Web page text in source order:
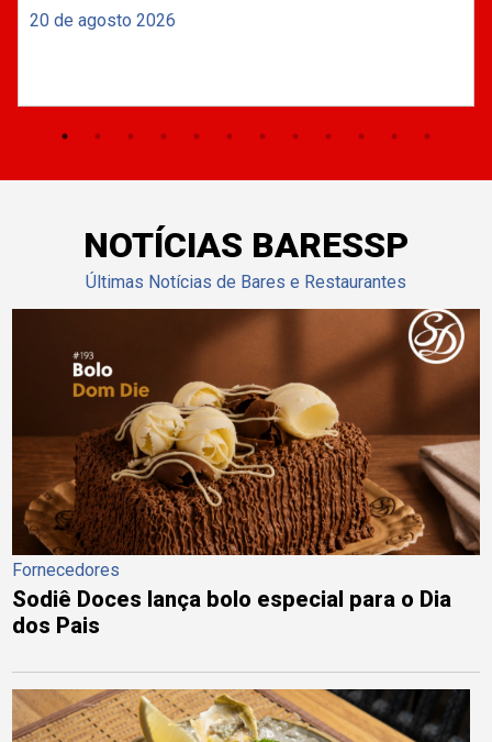
20 de agosto 2026
NOTÍCIAS BARESSP
Últimas Notícias de Bares e Restaurantes
Fornecedores
Sodiê Doces lança bolo especial para o Dia
dos Pais